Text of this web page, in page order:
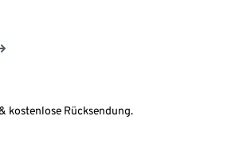
kostenlose Rücksendung.